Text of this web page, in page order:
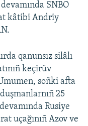
SNBO
kâtibi Andriy
qanunsız silâlı
keçirüv
soñki afta
25
Rusiye
uçağınıñ Azov ve